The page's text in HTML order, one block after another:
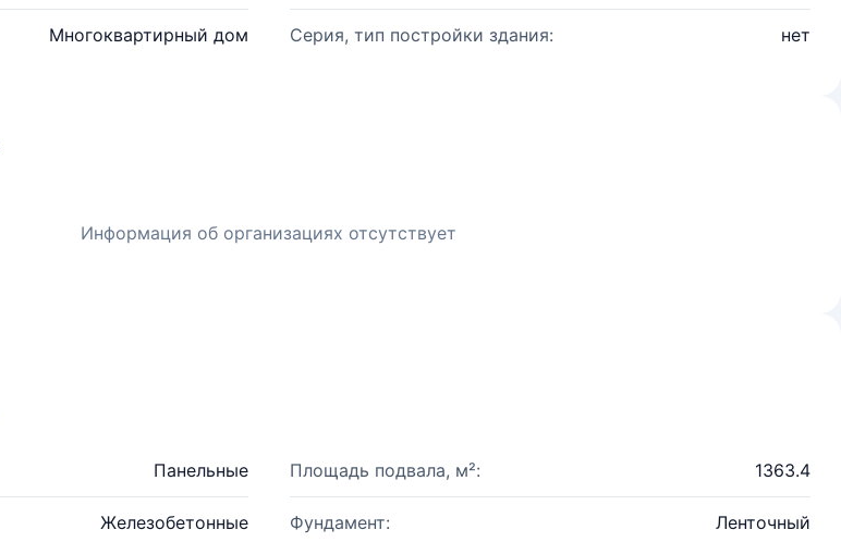
Многоквартирный дом Серия, тип постройки здания: нет
Информация об организациях отсутствует
Панельные Площадь подвала, м²: 1363.4
Железобетонные Фундамент: Ленточный